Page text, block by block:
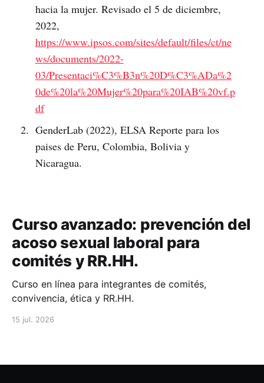
hacia la mujer. Revisado el 5 de diciembre,
2022,
https://www.ipsos.com/sites/default/files/ct/ne
ws/documents/2022-
03/Presentaci%C3%B3n%20D%C3%ADa%2
0de%20la%20Mujer%20para%20IAB%20vf.p
df
GenderLab (2022), ELSA Reporte para los
paises de Peru, Colombia, Bolivia y
Nicaragua.
Curso avanzado: prevención del
acoso sexual laboral para
comités y RR.HH.
Curso en línea para integrantes de comités,
convivencia, ética y RR.HH.
15 jul. 2026